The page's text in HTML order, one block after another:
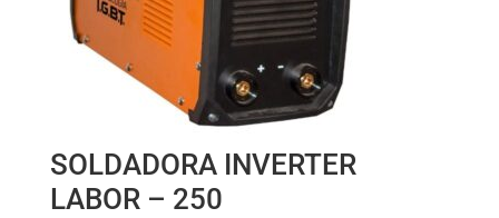
SOLDADORA INVERTER
LABOR – 250